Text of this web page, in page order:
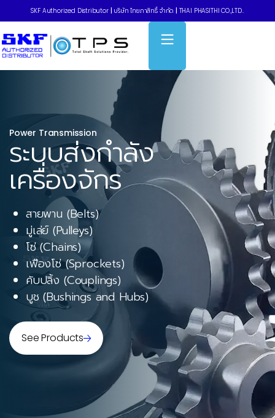
SKF Authorized Distributor บริษัท ไทยภาสิทธิ์ จำกัด THAI PHASITHI CO.,LTD..
Power Transmission
ระบบส่งกำลัง
เครื่องจักร
สายพาน (Belts)
มู่เล่ย์ (Pulleys)
โซ่ (Chains)
เฟืองโซ่ (Sprockets)
คับปลิ้ง (Couplings)
บูช (Bushings and Hubs)
See Products